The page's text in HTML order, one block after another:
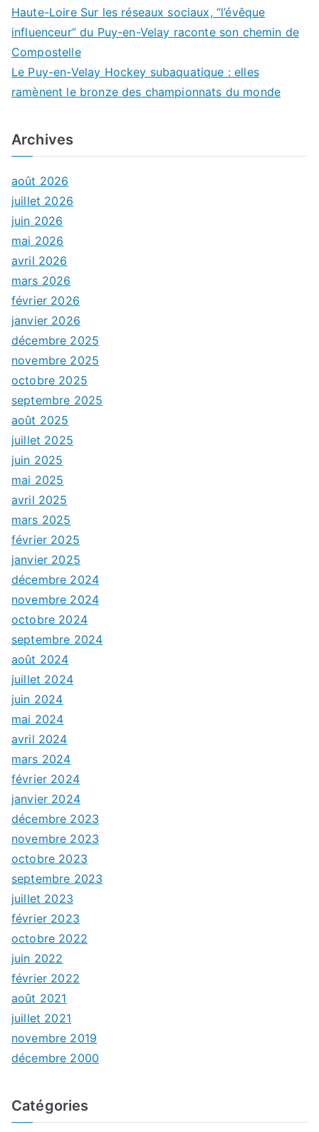
Haute-Loire Sur les réseaux sociaux, “l’évêque
influenceur” du Puy-en-Velay raconte son chemin de
Compostelle
Le Puy-en-Velay Hockey subaquatique : elles
ramènent le bronze des championnats du monde
Archives
août 2026
juillet 2026
juin 2026
mai 2026
avril 2026
mars 2026
février 2026
janvier 2026
décembre 2025
novembre 2025
octobre 2025
septembre 2025
août 2025
juillet 2025
juin 2025
mai 2025
avril 2025
mars 2025
février 2025
janvier 2025
décembre 2024
novembre 2024
octobre 2024
septembre 2024
août 2024
juillet 2024
juin 2024
mai 2024
avril 2024
mars 2024
février 2024
janvier 2024
décembre 2023
novembre 2023
octobre 2023
septembre 2023
juillet 2023
février 2023
octobre 2022
juin 2022
février 2022
août 2021
juillet 2021
novembre 2019
décembre 2000
Catégories